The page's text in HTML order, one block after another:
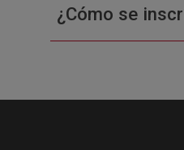
¿Cómo se